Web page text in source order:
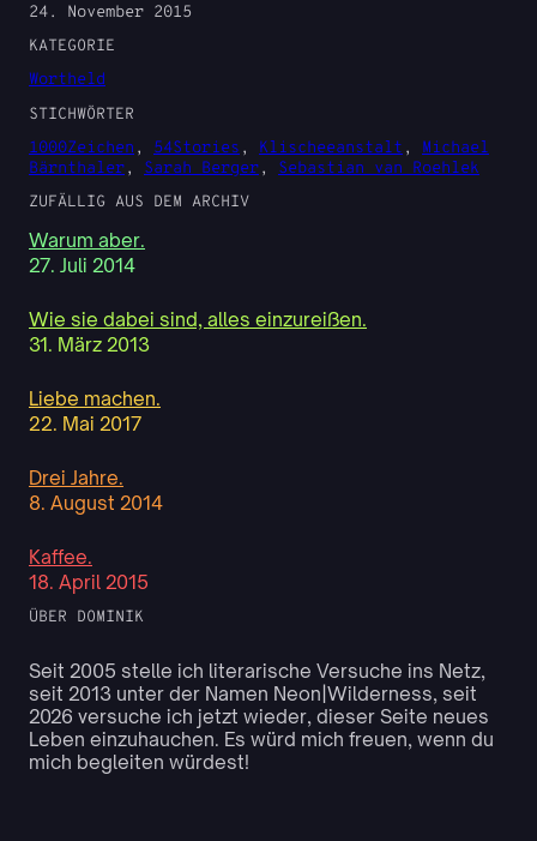
24. November 2015
KATEGORIE
Wortheld
STICHWÖRTER
1000Zeichen , 54Stories , Klischeeanstalt , Michael
Bärnthaler, Sarah Berger, Sebastian van Roehlek
ZUFÄLLIG AUS DEM ARCHIV
Warum aber.
27. Juli 2014
Wie sie dabei sind, alles einzureißen.
31. März 2013
Liebe machen.
22. Mai 2017
Drei Jahre.
8. August 2014
Kaffee.
18. April 2015
ÜBER DOMINIK
Seit 2005 stelle ich literarische Versuche ins Netz,
seit 2013 unter der Namen Neon|Wilderness, seit
2026 versuche ich jetzt wieder, dieser Seite neues
Leben einzuhauchen. Es würd mich freuen, wenn du
mich begleiten würdest!